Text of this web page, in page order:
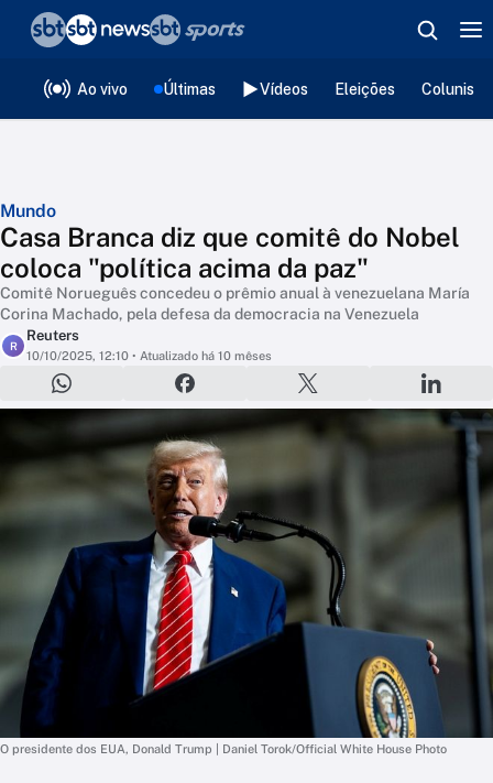
Ao vivo Últimas Vídeos Eleições
Mundo
Casa Branca diz que comitê do Nobel
coloca "política acima da paz"
Comitê Norueguês concedeu o prêmio anual à venezuelana María
Corina Machado, pela defesa da democracia na Venezuela
R
Reuters
10/10/2025, 12:10 • Atualizado há 10 mêses
O presidente dos EUA, Donald Trump | Daniel Torok/Official White House Photo
❮voltar
Editorias